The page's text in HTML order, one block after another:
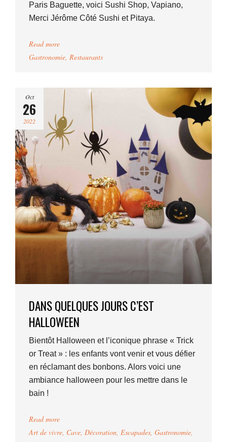
Paris Baguette, voici Sushi Shop, Vapiano,
Merci Jérôme Côté Sushi et Pitaya.
Read more
Gastronomie, Restaurants
Oct
26
2022
DANS QUELQUES JOURS C’EST
HALLOWEEN
Bientôt Halloween et l’iconique phrase « Trick
or Treat » : les enfants vont venir et vous défier
en réclamant des bonbons. Alors voici une
ambiance halloween pour les mettre dans le
bain !
Read more
Art de vivre, Cave, Décoration, Escapades, Gastronomie,